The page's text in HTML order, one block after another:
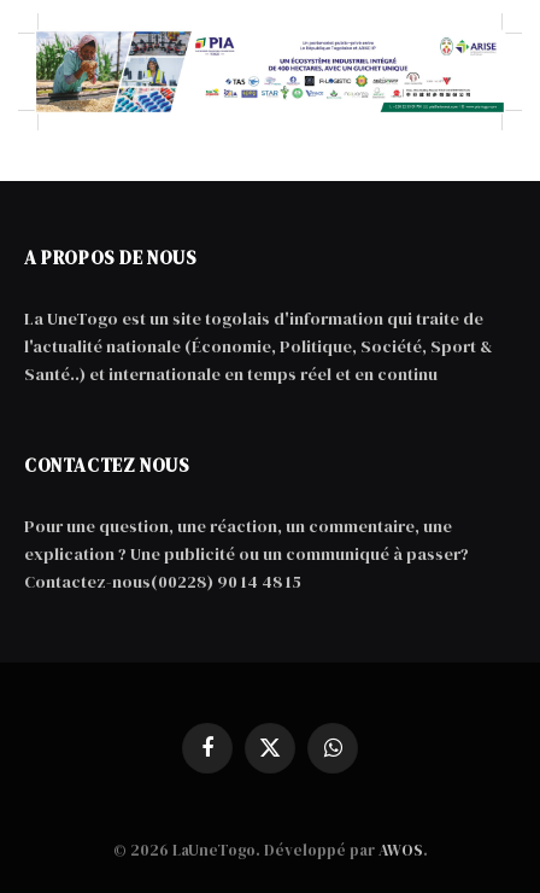
A PROPOS DE NOUS
La UneTogo est un site togolais d'information qui traite de
l'actualité nationale (Économie, Politique, Société, Sport &
Santé..) et internationale en temps réel et en continu
CONTACTEZ NOUS
Pour une question, une réaction, un commentaire, une
explication ? Une publicité ou un communiqué à passer?
Contactez-nous(00228) 90 14 48 15
Facebook
X
WhatsApp
© 2026 LaUneTogo. Développé parAWOS.